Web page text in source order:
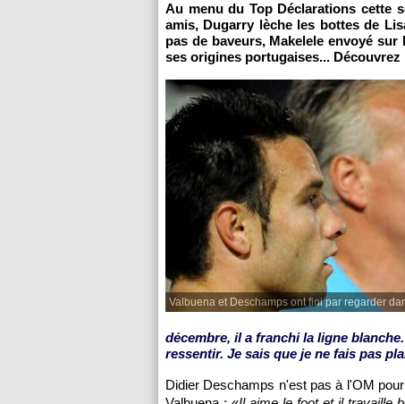
Au menu du Top Déclarations cette
amis, Dugarry lèche les bottes de
pas de baveurs, Makelele envoyé
ses origines portugaises...
Valbuena et Deschamps ont fini par regarder
décembre, il a franchi la ligne
ressentir. Je sais que je ne fais pas
Didier Deschamps n'est pas à l'OM